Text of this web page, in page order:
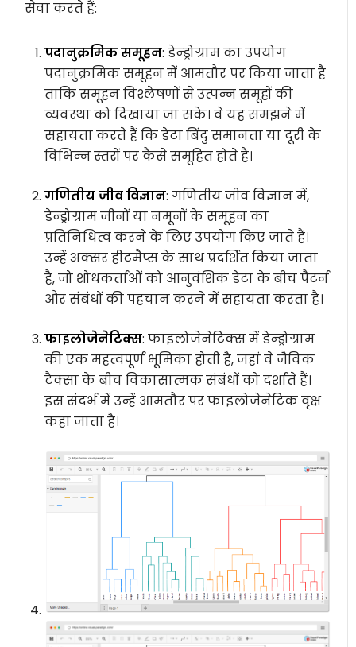
सेवा करते हैं:
पदानुक्रमिक समूहन: डेन्ड्रोग्राम का उपयोग
पदानुक्रमिक समूहन में आमतौर पर किया जाता है
ताकि समूहन विश्लेषणों से उत्पन्न समूहों की
व्यवस्था को दिखाया जा सके। वे यह समझने में
सहायता करते हैं कि डेटा बिंदु समानता या दूरी के
विभिन्न स्तरों पर कैसे समूहित होते हैं।
गणितीय जीव विज्ञान: गणितीय जीव विज्ञान में,
डेन्ड्रोग्राम जीनों या नमूनों के समूहन का
प्रतिनिधित्व करने के लिए उपयोग किए जाते हैं।
उन्हें अक्सर हीटमैप्स के साथ प्रदर्शित किया जाता
है, जो शोधकर्ताओं को आनुवंशिक डेटा के बीच पैटर्न
और संबंधों की पहचान करने में सहायता करता है।
फाइलोजेनेटिक्स: फाइलोजेनेटिक्स में डेन्ड्रोग्राम
की एक महत्वपूर्ण भूमिका होती है, जहां वे जैविक
टैक्सा के बीच विकासात्मक संबंधों को दर्शाते हैं।
इस संदर्भ में उन्हें आमतौर पर फाइलोजेनेटिक वृक्ष
कहा जाता है।